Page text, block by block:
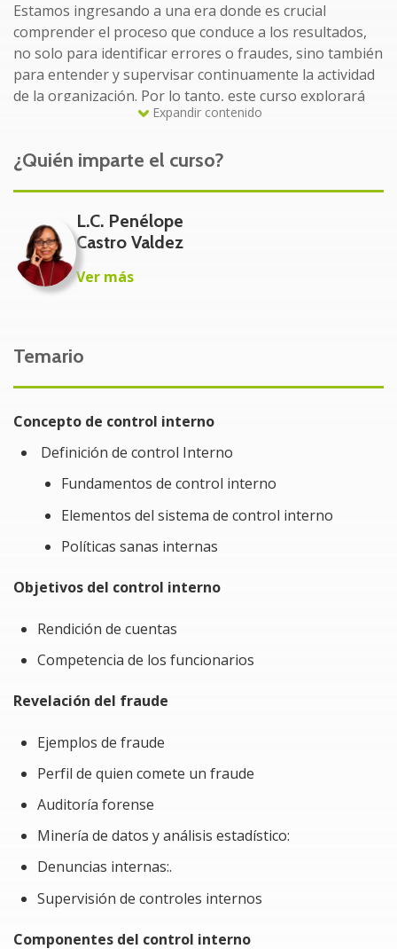
Estamos ingresando a una era donde es crucial
comprender el proceso que conduce a los resultados,
no solo para identificar errores o fraudes, sino también
para entender y supervisar continuamente la actividad
de la organización. Por lo tanto, este curso explorará
las fases y los beneficios del control interno.
Beneficios:
propio manual de control interno.
Aprenderás a identificar los elementos que
convierten un error en fraude.
Problemática:
esta tendencia una herramienta adaptable,
evitando generar expectativas erróneas.
Es posible identificar las funciones que
entidad.
Se establecerán los protocolos requeridos en caso
de que la entidad carezca de medidas de control
interno.
Expandir contenido
¿Quién imparte el curso?
L.C. Penélope
Castro Valdez
Ver más
Temario
Concepto de control interno
Definición de control Interno
Fundamentos de control interno
Elementos del sistema de control interno
Políticas sanas internas
Objetivos del control interno
Rendición de cuentas
Competencia de los funcionarios
Revelación del fraude
Ejemplos de fraude
Perfil de quien comete un fraude
Auditoría forense
Minería de datos y análisis estadístico:
Denuncias internas:.
Supervisión de controles internos
Componentes del control interno